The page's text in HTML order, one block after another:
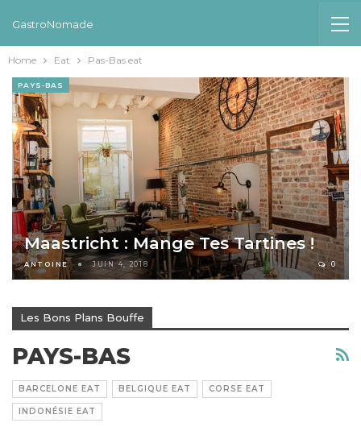
GastroNomade
Home Eat Pas-Bas eat
PAYS-BAS
Maastricht : Mange Tes Tartines !
ANTOINE JUIN 4, 2018 0
Les Bons Plans Bouffe
PAYS-BAS
BARCELONE EAT BELGIQUE EAT CORSE EAT
INDONÉSIE EAT